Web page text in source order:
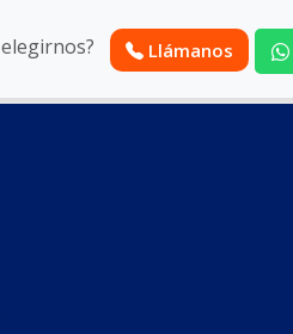
Llámanos